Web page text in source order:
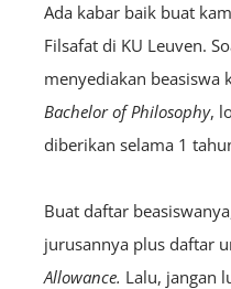
Ada kabar baik buat
Filsafat di KU Leuven.
menyediakan beasiswa
Bachelor of Philosophy,
diberikan selama 1
Buat daftar
jurusannya plus daftar
Allowance. Lalu, jangan